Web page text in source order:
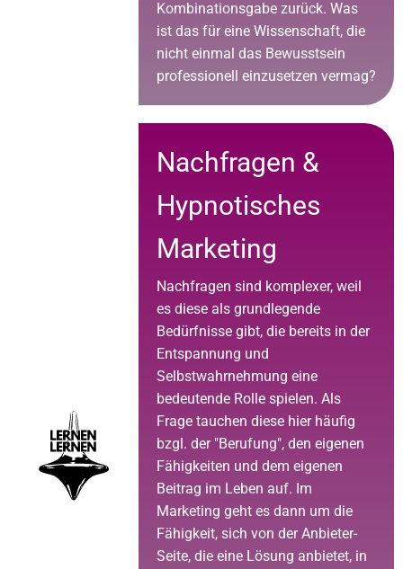
Kombinationsgabe zurück. Was
ist das für eine Wissenschaft, die
nicht einmal das Bewusstsein
professionell einzusetzen vermag?
Nachfragen &
Hypnotisches
Marketing
Nachfragen sind komplexer, weil
es diese als grundlegende
Bedürfnisse gibt, die bereits in der
Entspannung und
Selbstwahrnehmung eine
bedeutende Rolle spielen. Als
Frage tauchen diese hier häufig
bzgl. der "Berufung", den eigenen
Fähigkeiten und dem eigenen
Beitrag im Leben auf. Im
Marketing geht es dann um die
Fähigkeit, sich von der Anbieter-
Seite, die eine Lösung anbietet, in